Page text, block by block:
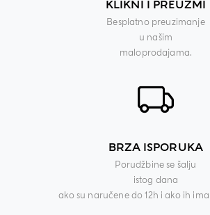
KLIKNI I PREUZMI
Besplatno preuzimanje
u našim
maloprodajama.
BRZA ISPORUKA
Porudžbine se šalju
istog dana
ako su naručene do 12h i ako ih